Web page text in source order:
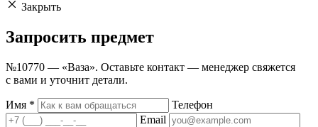
Закрыть
Запросить предмет
№10770 — «Ваза». Оставьте контакт — менеджер свяжется
с вами и уточнит детали.
Имя *
Телефон
Email